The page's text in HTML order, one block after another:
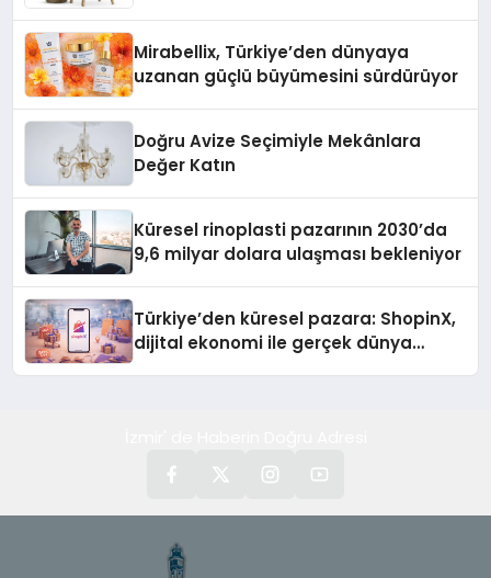
Mirabellix, Türkiye’den dünyaya
uzanan güçlü büyümesini sürdürüyor
Doğru Avize Seçimiyle Mekânlara
Değer Katın
Küresel rinoplasti pazarının 2030’da
9,6 milyar dolara ulaşması bekleniyor
Türkiye’den küresel pazara: ShopinX,
dijital ekonomi ile gerçek dünya